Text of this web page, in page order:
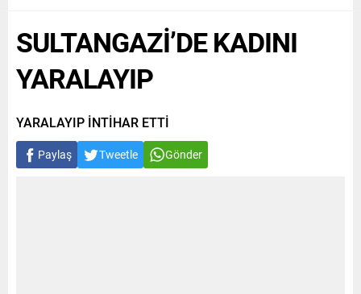
SULTANGAZİ’DE KADINI
YARALAYIP
YARALAYIP İNTİHAR ETTİ
Paylaş Tweetle Gönder